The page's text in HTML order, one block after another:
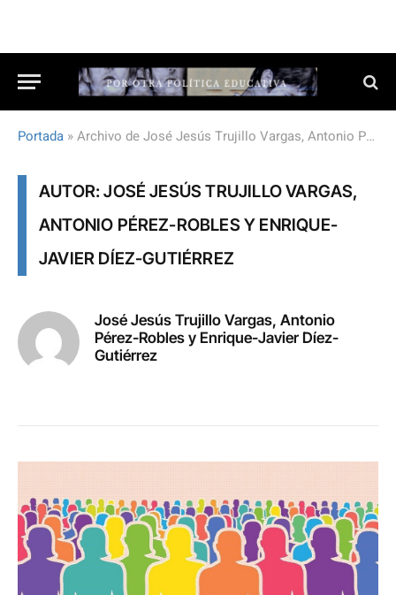
Portada »Archivo de José Jesús Trujillo Vargas, Antonio Pérez-Robles y Enrique-Javier Díez-Gutiérrez
AUTOR: JOSÉ JESÚS TRUJILLO VARGAS,
ANTONIO PÉREZ-ROBLES Y ENRIQUE-
JAVIER DÍEZ-GUTIÉRREZ
José Jesús Trujillo Vargas, Antonio
Pérez-Robles y Enrique-Javier Díez-
Gutiérrez